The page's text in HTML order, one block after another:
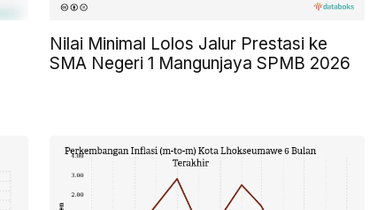
Nilai Minimal Lolos Jalur Prestasi ke
SMA Negeri 1 Mangunjaya SPMB 2026